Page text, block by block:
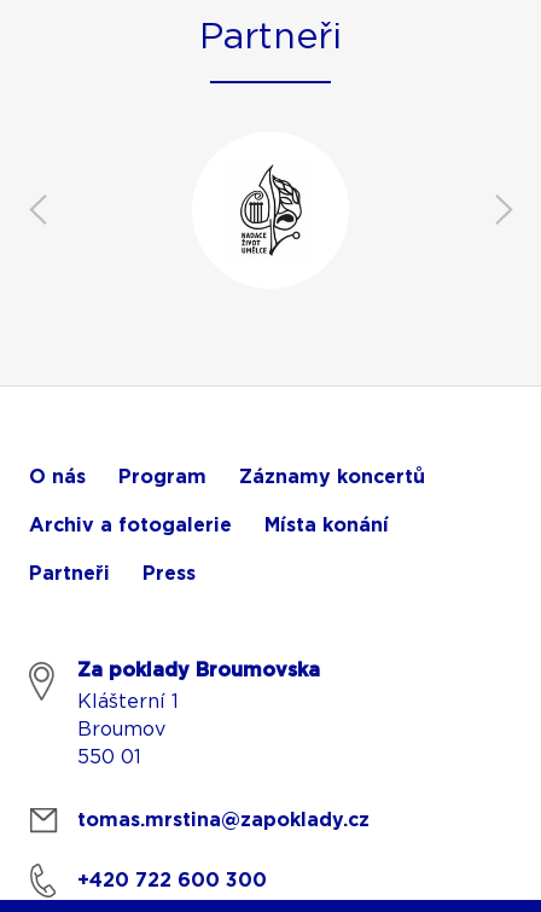
Partneři
O nás Program Záznamy koncertů
Archiv a fotogalerie Místa konání
Partneři Press
Za poklady Broumovska
Klášterní 1
Broumov
550 01
tomas.mrstina@zapoklady.cz
+420 722 600 300